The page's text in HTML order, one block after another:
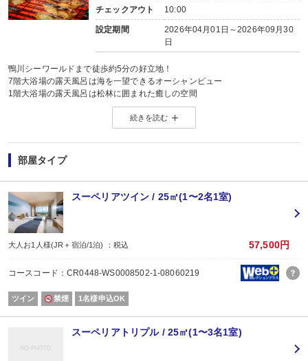
チェックアウト 10:00
設定期間
2026年04月01日～2026年09月30
日
鴨川シーワールドまで徒歩約5分の好立地！
7階大浴場の露天風呂は海を一望できるオーシャンビュー
1階大浴場の露天風呂は松林に囲まれた癒しの空間
お部屋は松林を望め落ち着いた雰囲気の中ゆっくりとご滞在頂けます
約60種類ビュッフェが80分食べ放題！
鴨川名物金目づくし！金目のあら汁・金目煮付・金目飯・金目のフライや郷土
ライブキッチンでは好評の地元の【干物串焼き】をご提供。出汁たっぷりの房
※仕入れ状況により内容が異なる場合がございます。予めご了承下さいませ
【アルコール（セルフ）飲み放題】ご用意！
アルコール 80分間飲み放題（1名様 1，980円(税込）)
【朝食】ビュッフェスタイル
【鴨川周辺観光】
1.鴨川シーワールド（ホテルより徒歩で約５分） 子供から大人まで幅広く楽し
シャチたちのダイナミックなパフォーマンスは園内人気ナンバーワンです。
2.大山千枚田（ホテルより車で約30分）
続きを読む
部屋タイプ
スーペリアツイン / 25㎡(1〜2名1室)
大人お1人様(JR＋宿泊/1泊) ：税込 57,500円
コースコード：CR0448-WS0008502-1-08060219
ツイン 禁煙 1名様申込OK
スーペリアトリプル / 25㎡(1〜3名1室)